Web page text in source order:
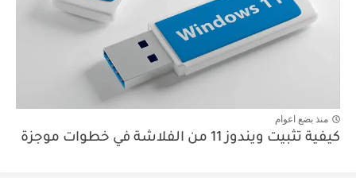
منذ بضع اعوام
كيفية تثبيت ويندوز 11 من الفلاشة في خطوات موجزة